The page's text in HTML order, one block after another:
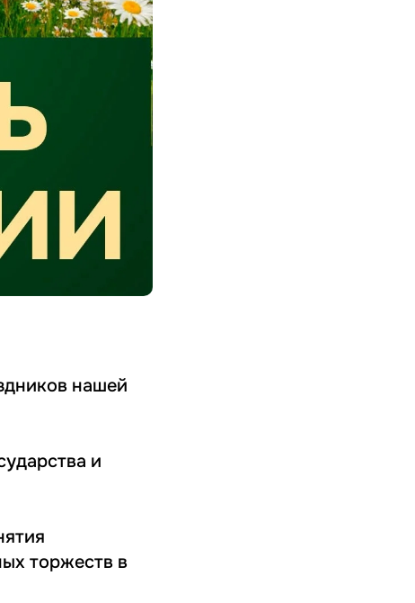
нашей
и
торжеств в